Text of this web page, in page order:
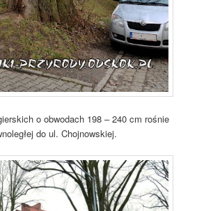
o obwodach 198 – 240 cm rośnie
do ul. Chojnowskiej.